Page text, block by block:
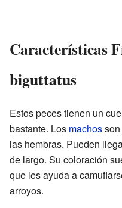
Características
biguttatus
Estos peces tienen un
bastante. Los machos
las hembras. Pueden
de largo. Su coloración
que les ayuda a
arroyos.